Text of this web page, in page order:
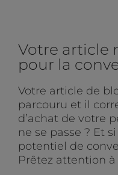
Votre article
pour la
Votre article de
parcouru et il
d’achat de votre
ne se passe ? Et
potentiel de
Prêtez attention à